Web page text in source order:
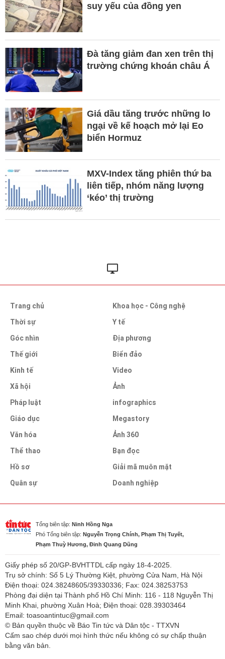
suy yếu của đồng yen
Đà tăng giảm đan xen trên thị
trường chứng khoán châu Á
Giá dầu tăng trước những lo
ngại về kế hoạch mở lại Eo
biển Hormuz
MXV-Index tăng phiên thứ ba
liên tiếp, nhóm năng lượng
‘kéo’ thị trường
Trang chủ
Thời sự
Góc nhìn
Thế giới
Kinh tế
Xã hội
Pháp luật
Giáo dục
Văn hóa
Thể thao
Hồ sơ
Quân sự
Khoa học - Công nghệ
Y tế
Địa phương
Biển đảo
Video
Ảnh
infographics
Megastory
Ảnh 360
Bạn đọc
Giải mã muôn mặt
Doanh nghiệp
Tổng biên tập: Ninh Hồng Nga
Phó Tổng biên tập: Nguyễn Trọng Chính, Phạm Thị Tuyết,
Phạm Thuỳ Hương, Đinh Quang Dũng
Giấy phép số 20/GP-BVHTTDL cấp ngày 18-4-2025.
Trụ sở chính: Số 5 Lý Thường Kiệt, phường Cửa Nam, Hà Nội
Điện thoại: 024.38248605/39330336; Fax: 024.38253753
Phòng đại diện tại Thành phố Hồ Chí Minh: 116 - 118 Nguyễn Thị
Minh Khai, phường Xuân Hoà; Điện thoại: 028.39303464
Email: toasoantintuc@gmail.com
© Bản quyền thuộc về Báo Tin tức và Dân tộc - TTXVN
Cấm sao chép dưới mọi hình thức nếu không có sự chấp thuận
bằng văn bản.